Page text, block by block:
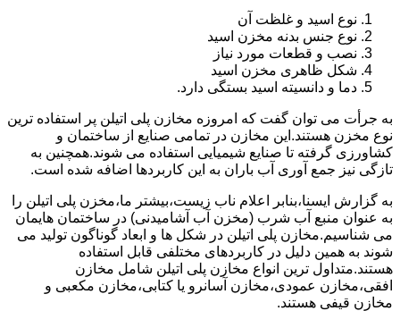
نوع اسید و غلظت آن
نوع جنس بدنه مخزن اسید
نصب و قطعات مورد نیاز
شکل ظاهری مخزن اسید
دما و دانسیته اسید بستگی دارد.
به جرأت می توان گفت که امروزه مخازن پلی اتیلن پر استفاده ترین
نوع مخزن هستند.این مخازن در تمامی صنایع از ساختمان و
کشاورزی گرفته تا صنایع شیمیایی استفاده می شوند.همچنین به
تازگی نیز جمع آوری آب باران به این کاربردها اضافه شده است.
به گزارش ایسنا،بنابر اعلام ناب زیست،بیشتر ما،مخزن پلی اتیلن را
به عنوان منبع آب شرب (مخزن آب آشامیدنی) در ساختمان هایمان
می شناسیم.مخازن پلی اتیلن در شکل ها و ابعاد گوناگون تولید می
شوند به همین دلیل در کاربردهای مختلفی قابل استفاده
هستند.متداول ترین انواع مخازن پلی اتیلن شامل مخازن
افقی،مخازن عمودی،مخازن آسانرو یا کتابی،مخازن مکعبی و
مخازن قیفی هستند.